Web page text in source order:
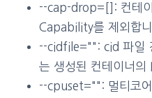
--cap-drop=[]: 컨테
Capability를 제외합니
--cidfile="": cid 파일
는 생성된 컨테이너의
--cpuset="": 멀티코